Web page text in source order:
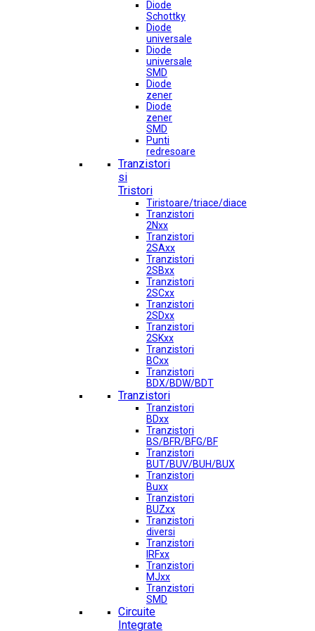
Diode
Schottky
Diode
universale
Diode
universale
SMD
Diode
zener
Diode
zener
SMD
Punti
redresoare
Tranzistori
si
Tristori
Tiristoare/triace/diace
Tranzistori
2Nxx
Tranzistori
2SAxx
Tranzistori
2SBxx
Tranzistori
2SCxx
Tranzistori
2SDxx
Tranzistori
2SKxx
Tranzistori
BCxx
Tranzistori
BDX/BDW/BDT
Tranzistori
Tranzistori
BDxx
Tranzistori
BS/BFR/BFG/BF
Tranzistori
BUT/BUV/BUH/BUX
Tranzistori
Buxx
Tranzistori
BUZxx
Tranzistori
diversi
Tranzistori
IRFxx
Tranzistori
MJxx
Tranzistori
SMD
Circuite
Integrate